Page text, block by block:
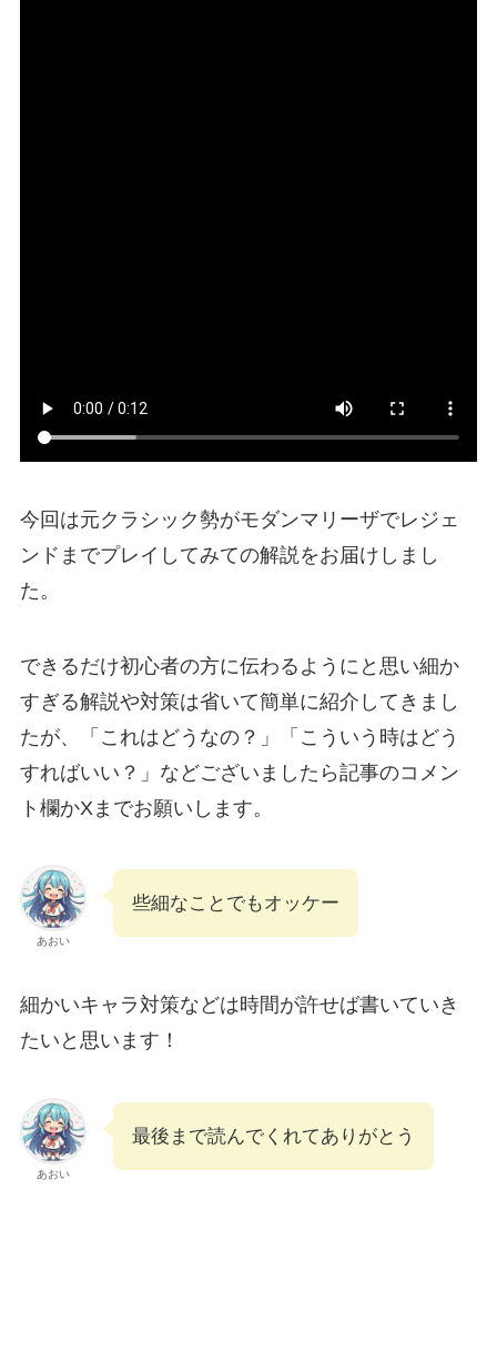
今回は元クラシック勢がモダンマリーザでレジェ
ンドまでプレイしてみての解説をお届けしまし
た。
できるだけ初心者の方に伝わるようにと思い細か
すぎる解説や対策は省いて簡単に紹介してきまし
たが、「これはどうなの？」「こういう時はどう
すればいい？」などございましたら記事のコメン
ト欄かXまでお願いします。
あおい
些細なことでもオッケー
細かいキャラ対策などは時間が許せば書いていき
たいと思います！
あおい
最後まで読んでくれてありがとう